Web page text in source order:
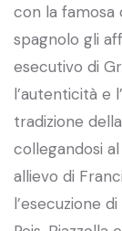
con la famosa
spagnolo gli
esecutivo di
l’autenticità e
tradizione
collegandosi
allievo di
l’esecuzione